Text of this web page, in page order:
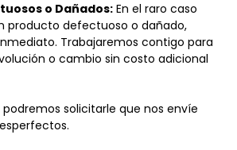
o Dañados: En el raro caso
producto defectuoso o dañado,
Trabajaremos contigo para
o cambio sin costo adicional
podremos solicitarle que nos envíe